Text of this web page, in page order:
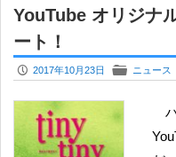
YouTube オリジナ
ート！
P 2017年10月23日 F ニュース
ハロー！プロジェク